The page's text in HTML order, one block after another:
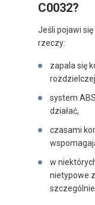
C0032?
Jeśli pojawi
rzeczy:
zapala się
system
działać,
czasami
w
nietypowe